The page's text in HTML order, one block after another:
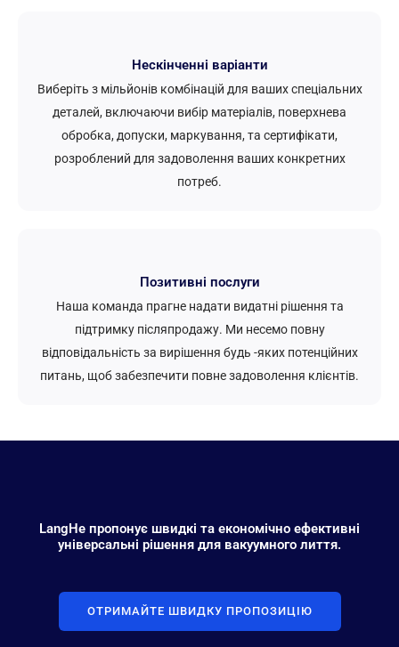
Нескінченні варіанти
Виберіть з мільйонів комбінацій для ваших спеціальних
деталей, включаючи вибір матеріалів, поверхнева
обробка, допуски, маркування, та сертифікати,
розроблений для задоволення ваших конкретних
потреб.
Позитивні послуги
Наша команда прагне надати видатні рішення та
підтримку післяпродажу. Ми несемо повну
відповідальність за вирішення будь -яких потенційних
питань, щоб забезпечити повне задоволення клієнтів.
LangHe пропонує швидкі та економічно ефективні
універсальні рішення для вакуумного лиття.
ОТРИМАЙТЕ ШВИДКУ ПРОПОЗИЦІЮ